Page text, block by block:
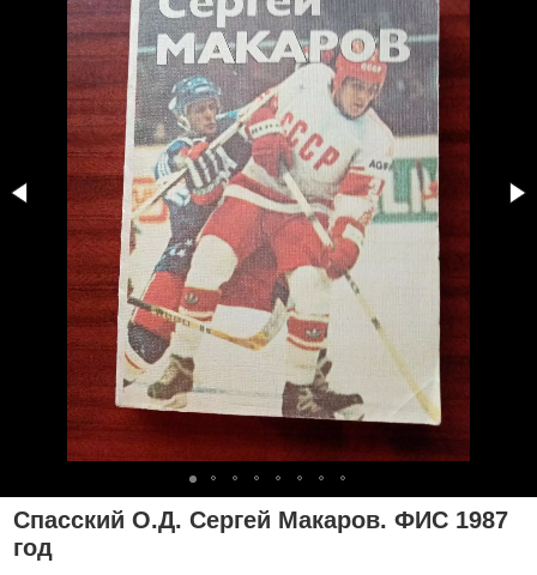
Спасский О.Д. Сергей Макаров. ФИС 1987
год